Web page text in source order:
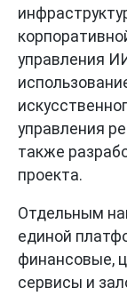
управления
управления
также
проекта.
Отдельным
единой
финансовые,
сервисы и